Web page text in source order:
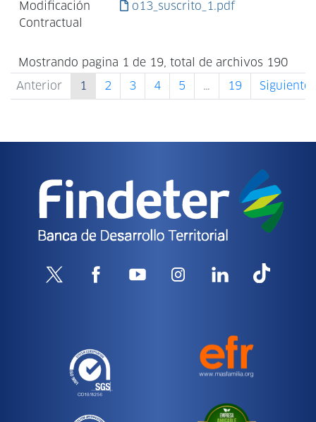
Modificación
Contractual
o13_suscrito_1.pdf
Mostrando pagina 1 de 19, total de archivos 190
Anterior 1 2 3 4 5 … 19 Siguiente